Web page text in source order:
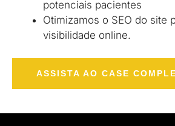
potenciais pacientes
Otimizamos o SEO do site
visibilidade online.
ASSISTA AO CASE